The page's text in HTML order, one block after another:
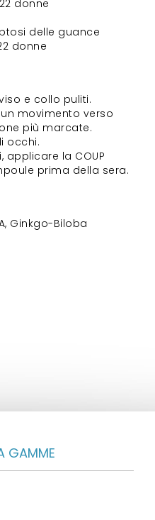
donne
delle guance
donne
e collo puliti.
movimento verso
più marcate.
occhi.
applicare la COUP
prima della sera.
Ginkgo-Biloba
GAMME